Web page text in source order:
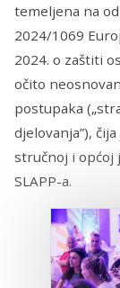
temeljena na
2024/1069
2024. o zaštiti
očito
postupaka
djelovanja”),
stručnoj i općoj
SLAPP-a.